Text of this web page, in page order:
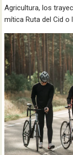
Agricultura, los
mítica Ruta del Cid o